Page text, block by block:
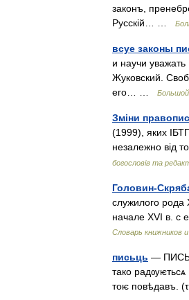
законъ,
Русскій… …
всуе законы
и научи
Жуковский.
его… …
Большой
Зміни
(1999), яких
незалежно від
богословів та
Головин-
служилого
начале XVI в. с
Словарь книжников
письць —
тако
тоѥ повѣдавъ.